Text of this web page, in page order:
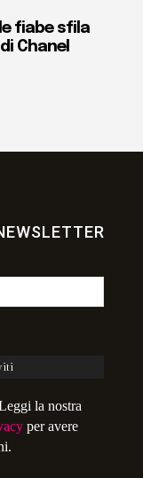
fiabe sfila
Chanel
la nostra
per avere